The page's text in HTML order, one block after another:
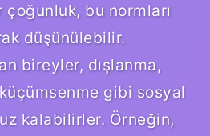
çoğunluk, bu normları
düşünülebilir.
bireyler, dışlanma,
gibi sosyal
kalabilirler. Örneğin,